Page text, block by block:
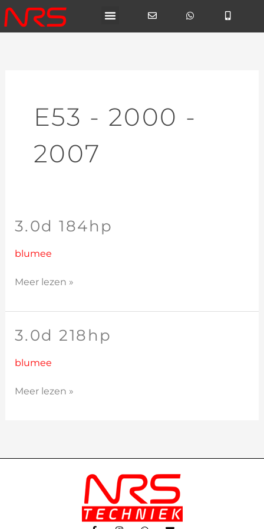
Ga
naar
de
E53 - 2000 -
2007
3.0d 184hp
blumee
3.0d
Meer lezen »
3.0d 218hp
blumee
3.0d
Meer lezen »
F I W E